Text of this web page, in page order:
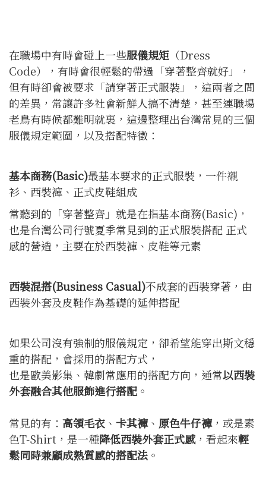
在職場中有時會碰上一些服儀規矩 （Dress
Code），有時會很輕鬆的帶過「穿著整齊就好」，
但有時卻會被要求「請穿著正式服裝」，這兩者之間
的差異，常讓許多社會新鮮人搞不清楚，甚至連職場
老鳥有時候都難明就裏，這邊整理出台灣常見的三個
服儀規定範圍，以及搭配特徵：
基本商務(Basic)最基本要求的正式服裝，一件襯
衫、西裝褲、正式皮鞋組成
常聽到的「穿著整齊」就是在指基本商務(Basic)，
也是台灣公司行號夏季常見到的正式服裝搭配 正式
感的營造，主要在於西裝褲、皮鞋等元素
西裝混搭(Business Casual)不成套的西裝穿著，由
西裝外套及皮鞋作為基礎的延伸搭配
如果公司沒有強制的服儀規定，卻希望能穿出斯文穩
重的搭配，會採用的搭配方式，
也是歐美影集、韓劇常應用的搭配方向，通常以西裝
外套融合其他服飾進行搭配 。
常見的有： 高領毛衣 、 卡其褲、 原色牛仔褲，或是素
色T-Shirt，是一種降低西裝外套正式感，看起來輕
鬆同時兼顧成熟質感的搭配法 。